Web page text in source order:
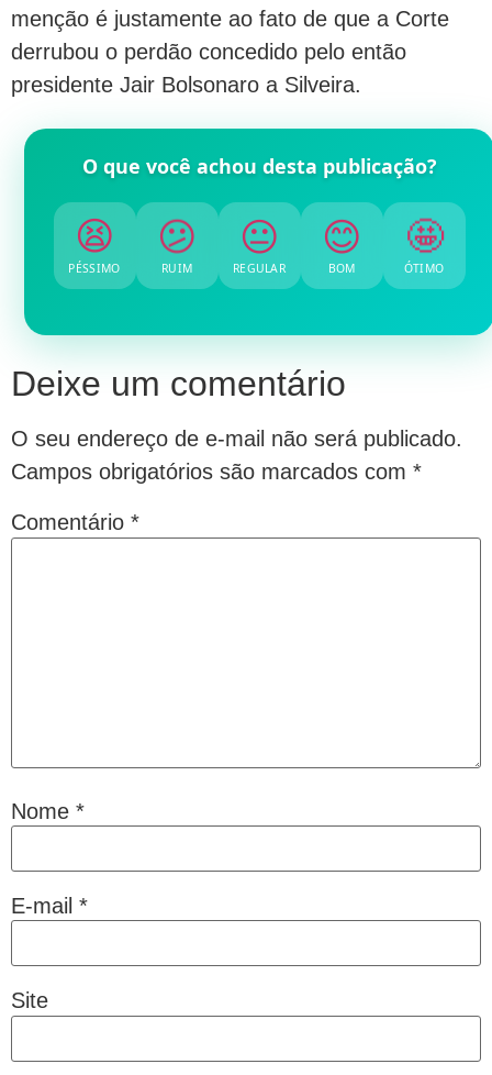
menção é justamente ao fato de que a Corte
derrubou o perdão concedido pelo então
presidente Jair Bolsonaro a Silveira.
O que você achou desta publicação?
😫
PÉSSIMO
😕
RUIM
😐
REGULAR
😊
BOM
🤩
ÓTIMO
Deixe um comentário
O seu endereço de e-mail não será publicado.
Campos obrigatórios são marcados com *
Comentário *
Nome *
E-mail *
Site